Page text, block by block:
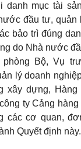
danh mục tài
đầu tư, quản
bảo trì đúng
do Nhà nước
phòng Bộ, Vụ
lý doanh
xây dựng, Hàng
ty Cảng
các cơ quan,
Quyết định